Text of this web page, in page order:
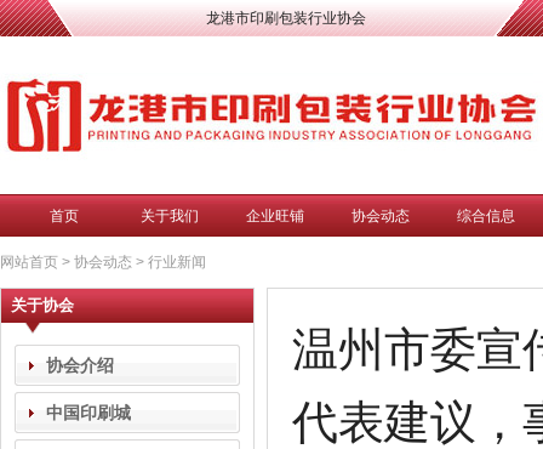
龙港市印刷包装行业协会
首页 关于我们 企业旺铺 协会动态 综合信息
网站首页 > 协会动态 > 行业新闻
关于协会
协会介绍
中国印刷城
温州市委宣
代表建议，